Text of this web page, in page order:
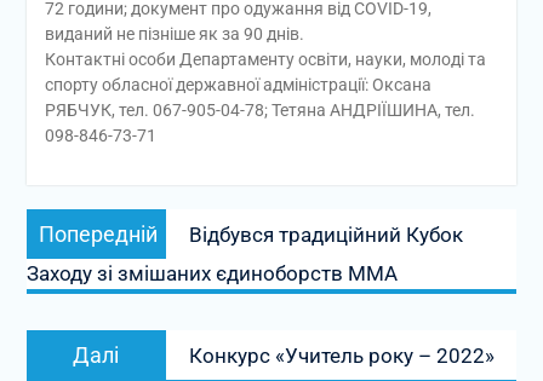
72 години; документ про одужання від COVID-19,
виданий не пізніше як за 90 днів.
Контактні особи Департаменту освіти, науки, молоді та
спорту обласної державної адміністрації: Оксана
РЯБЧУК, тел. 067-905-04-78; Тетяна АНДРІЇШИНА, тел.
098-846-73-71
Навігація
записів
Попередній
Попередній
запис:
Відбувся традиційний Кубок
Заходу зі змішаних єдиноборств ММА
Далі
запис:
Конкурс «Учитель року – 2022»